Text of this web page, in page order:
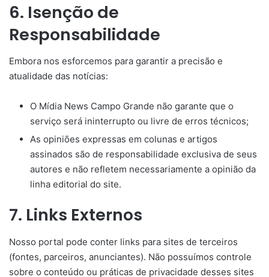
6. Isenção de
Responsabilidade
Embora nos esforcemos para garantir a precisão e
atualidade das notícias:
O Mídia News Campo Grande não garante que o
serviço será ininterrupto ou livre de erros técnicos;
As opiniões expressas em colunas e artigos
assinados são de responsabilidade exclusiva de seus
autores e não refletem necessariamente a opinião da
linha editorial do site.
7. Links Externos
Nosso portal pode conter links para sites de terceiros
(fontes, parceiros, anunciantes). Não possuímos controle
sobre o conteúdo ou práticas de privacidade desses sites